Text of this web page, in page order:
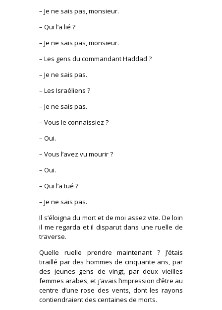
– Je ne sais pas, monsieur.
– Qui l’a lié ?
– Je ne sais pas, monsieur.
– Les gens du commandant Haddad ?
– Je ne sais pas.
– Les Israéliens ?
– Je ne sais pas.
– Vous le connaissiez ?
– Oui.
– Vous l’avez vu mourir ?
– Oui.
– Qui l’a tué ?
– Je ne sais pas.
Il s’éloigna du mort et de moi assez vite. De loin
il me regarda et il disparut dans une ruelle de
traverse.
Quelle ruelle prendre maintenant ? J’étais
tiraillé par des hommes de cinquante ans, par
des jeunes gens de vingt, par deux vieilles
femmes arabes, et j’avais l’impression d’être au
centre d’une rose des vents, dont les rayons
contiendraient des centaines de morts.